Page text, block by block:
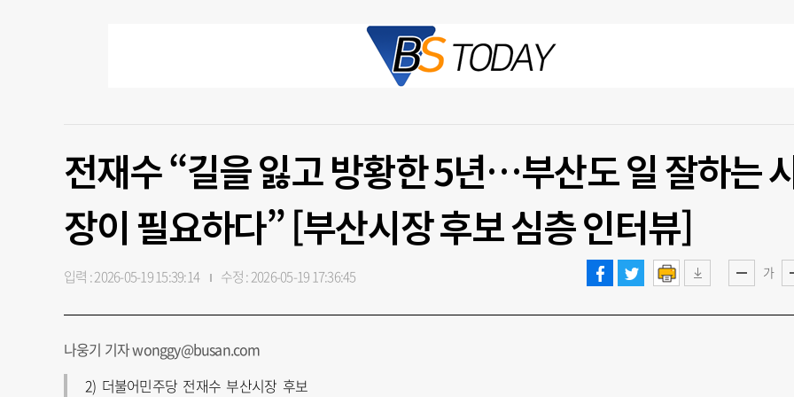
전재수 “길을 잃고 방황한 5년…부산도 일 잘하는
장이 필요하다” [부산시장 후보 심층 인터뷰]
가
입력 : 2026-05-19 15:39:14 수정 : 2026-05-19 17:36:45
나웅기 기자 wonggy@busan.com
2) 더불어민주당 전재수 부산시장 후보